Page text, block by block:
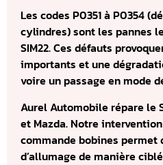
Les codes P0351 à P0354
cylindres) sont les pannes
SIM22. Ces défauts
importants et une
voire un passage en mode
Aurel Automobile répare le
et Mazda. Notre
commande bobines permet
d’allumage de manière